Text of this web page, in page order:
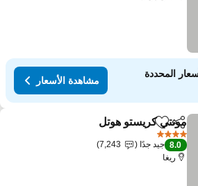
المحددة
مشاهدة الأسعار
مشاركةAdd to favorites
مونتي كريستو هوتل
8.0 جيد جدًا
7,243
ريغا